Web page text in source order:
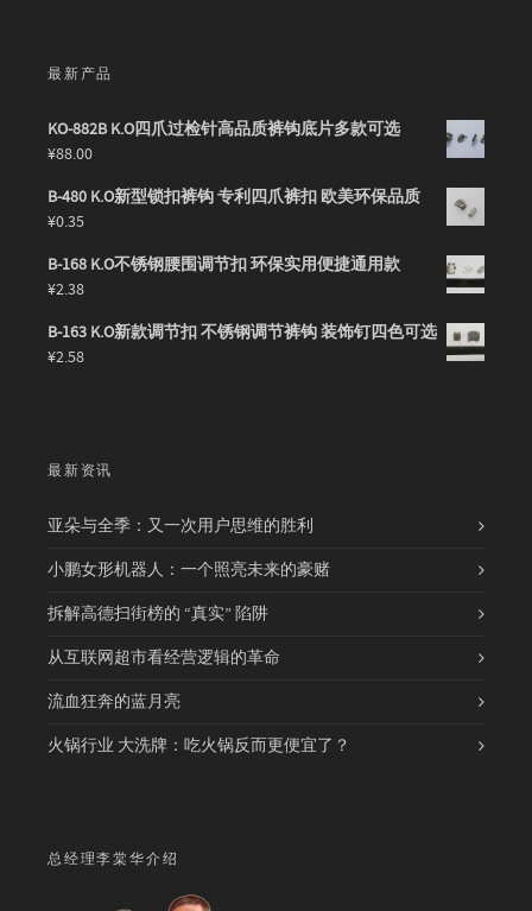
最新产品
KO-882B K.O四爪过检针高品质裤钩底片多款可选
¥88.00
B-480 K.O新型锁扣裤钩 专利四爪裤扣 欧美环保品质
¥0.35
B-168 K.O不锈钢腰围调节扣 环保实用便捷通用款
¥2.38
B-163 K.O新款调节扣 不锈钢调节裤钩 装饰钉四色可选
¥2.58
最新资讯
亚朵与全季：又一次用户思维的胜利
小鹏女形机器人：一个照亮未来的豪赌
拆解高德扫街榜的 “真实” 陷阱
从互联网超市看经营逻辑的革命
流血狂奔的蓝月亮
火锅行业 大洗牌：吃火锅反而更便宜了？
总经理李棠华介绍